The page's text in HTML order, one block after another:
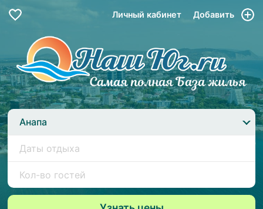
Личный кабинет Добавить
Анапа